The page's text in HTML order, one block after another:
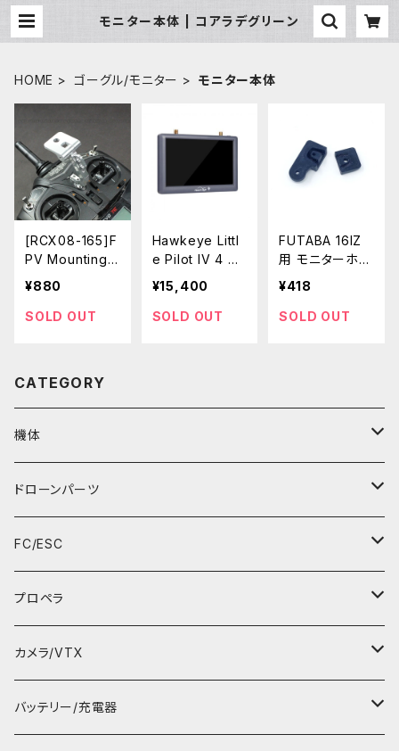
モニター本体 | コアラデグリーン
HOME ゴーグル/モニター モニター本体
[RCX08-165]F
PV Mounting
Stand/Kit for L
ver
¥880
SOLD OUT
Hawkeye Littl
e Pilot IV 4 Du
al Receiver wi
th DVR
¥15,400
SOLD OUT
FUTABA 16IZ
用 モニターホル
ダーアダプタ
¥418
SOLD OUT
CATEGORY
機体
RTFセット
マイクロドローンU99
空撮ドローン
FPVドローン
講習ドローン
ドローンパーツ
フレーム
F450パーツ
Tinyキャノピー
ビス/ナット
モーター
FC/ESC
Tiny FC
2～４インチ用FC
５インチ～FC/ESC
プロペラ
31mm 1.0mmシャフト用
31mm 1.5mmシャフト用
カメラ/VTX
FPVカメラ
バッテリー/充電器